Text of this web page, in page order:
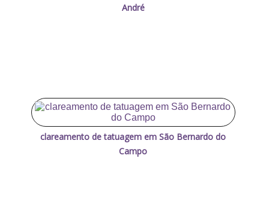
André
clareamento de tatuagem em São Bernardo do
Campo